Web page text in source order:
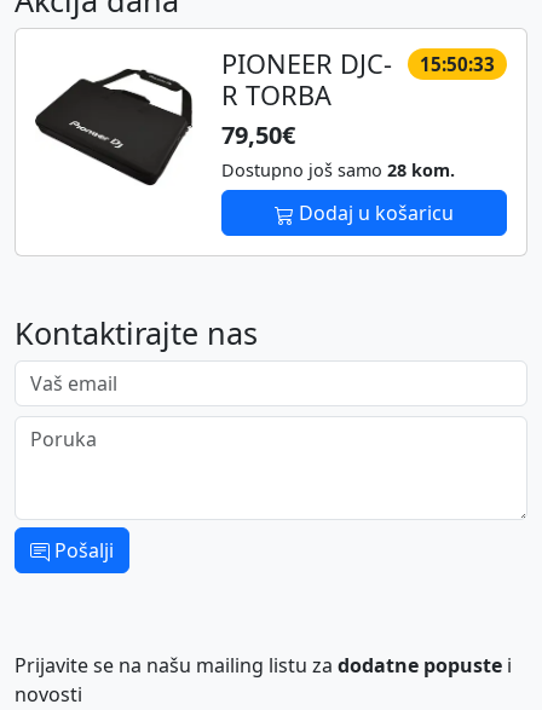
15:50:32
PIONEER DJC-
R TORBA
79,50€
Dostupno još samo 28 kom.
Dodaj u košaricu
Kontaktirajte nas
Vaš email
Poruka
Pošalji
Prijavite se na našu mailing listu za dodatne popuste i
novosti